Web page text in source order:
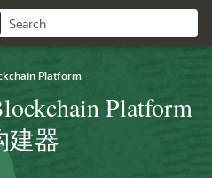
Platform
Platform
建器